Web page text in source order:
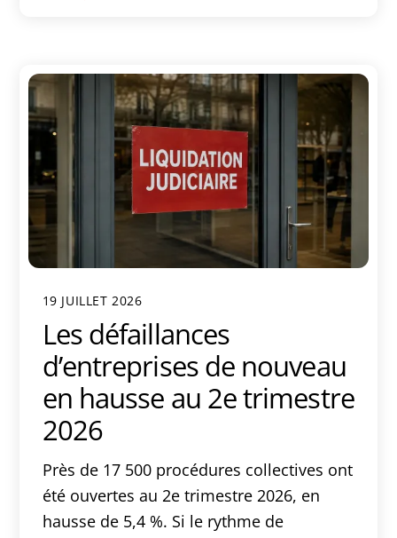
19 JUILLET 2026
Les défaillances
d’entreprises de nouveau
en hausse au 2e trimestre
2026
Près de 17 500 procédures collectives ont
été ouvertes au 2e trimestre 2026, en
hausse de 5,4 %. Si le rythme de